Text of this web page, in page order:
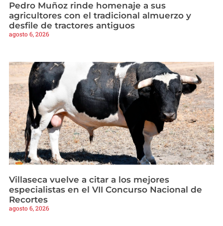
Pedro Muñoz rinde homenaje a sus
agricultores con el tradicional almuerzo y
desfile de tractores antiguos
agosto 6, 2026
Villaseca vuelve a citar a los mejores
especialistas en el VII Concurso Nacional de
Recortes
agosto 6, 2026